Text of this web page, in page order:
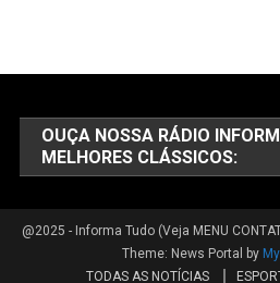
OUÇA NOSSA RÁDIO
MELHORES CLÁSSICOS:
@2025 - Informa Tudo (Veja MENU
Theme: News Portal by
TODAS AS NOTÍCIAS